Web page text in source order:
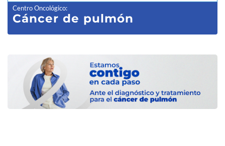
Centro Oncológico:
Cáncer de pulmón